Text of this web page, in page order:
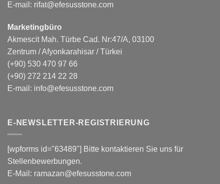
E-mail: rifat@efesusstone.com
Marketingbüro
Akmescit Mah. Türbe Cad. Nr:47/A, 03100
Zentrum / Afyonkarahisar / Türkei
(+90) 530 470 97 66
(+90) 272 214 22 28
E-mail: info@efesusstone.com
E-NEWSLETTER-REGISTRIERUNG
[wpforms id="63489"] Bitte kontaktieren Sie uns für
Stellenbewerbungen.
E-Mail: ramazan@efesusstone.com